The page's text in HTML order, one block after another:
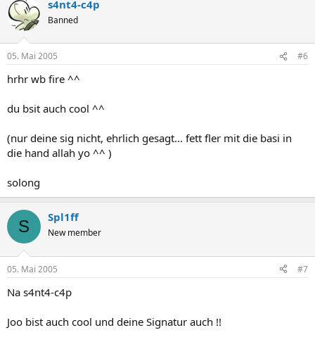
s4nt4-c4p
Banned
05. Mai 2005 #6
hrhr wb fire ^^
du bsit auch cool ^^
(nur deine sig nicht, ehrlich gesagt... fett fler mit die basi in
die hand allah yo ^^ )
solong
S Spl1ff
New member
05. Mai 2005 #7
Na s4nt4-c4p
Joo bist auch cool und deine Signatur auch !!